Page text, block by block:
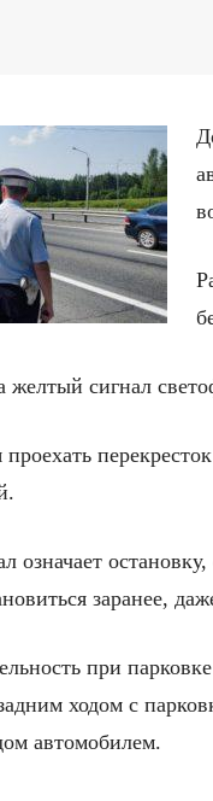
сигнал
означает
заранее,
при парковке
ходом с
автомобилем.